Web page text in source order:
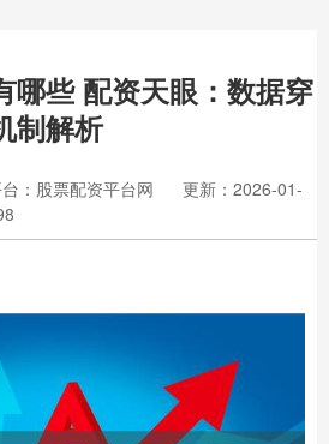
哪些 配资天眼：数据穿
制解析
：股票配资平台网
更新：2026-01-